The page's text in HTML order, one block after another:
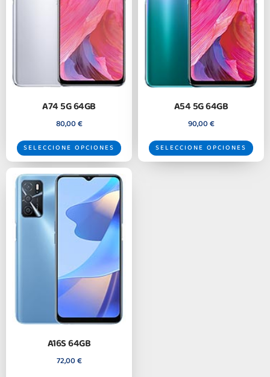
A74 5G 64GB
80,00€
SELECCIONE OPCIONES
A54 5G 64GB
90,00€
SELECCIONE OPCIONES
A16S 64GB
72,00€